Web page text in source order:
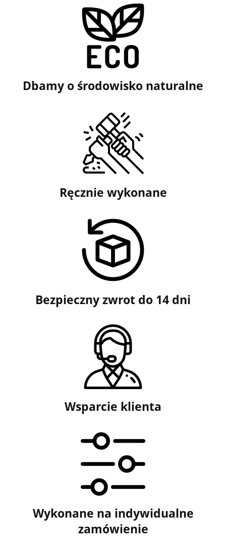
Dbamy o środowisko naturalne
Ręcznie wykonane
Bezpieczny zwrot do 14 dni
Wsparcie klienta
Wykonane na indywidualne
zamówienie